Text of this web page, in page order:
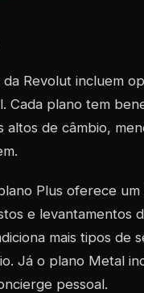
da Revolut incluem
Cada plano tem
altos de câmbio,
Plus oferece um
e levantamentos
mais tipos de
Já o plano Metal
pessoal.